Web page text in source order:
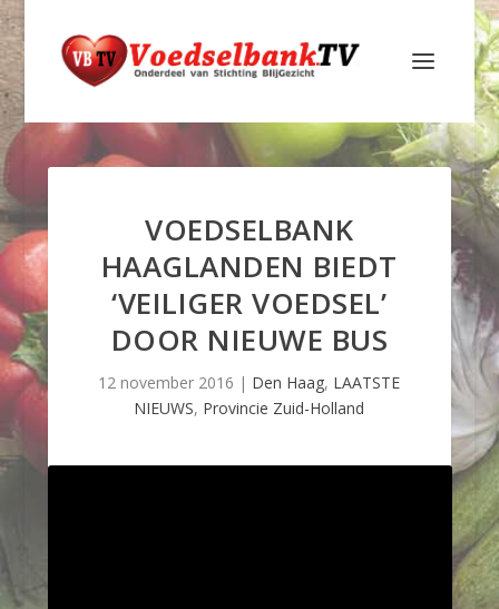
VOEDSELBANK
HAAGLANDEN BIEDT
‘VEILIGER VOEDSEL’
DOOR NIEUWE BUS
12 november 2016 | Den Haag, LAATSTE
NIEUWS, Provincie Zuid-Holland